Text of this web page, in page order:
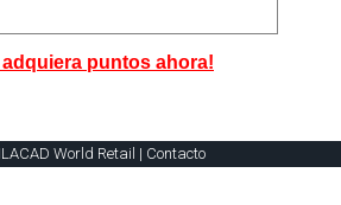
puntos ahora!
World Retail | Contacto